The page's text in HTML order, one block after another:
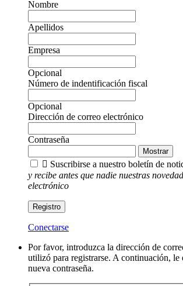
Nombre
Apellidos
Empresa
Opcional
Número de indentificación fiscal
Opcional
Dirección de correo electrónico
Contraseña
Mostrar
 Suscribirse a nuestro boletín de
y recibe antes que nadie nuestras
electrónico
Registro
Conectarse
Por favor, introduzca la dirección de
utilizó para registrarse. A continuación, le
nueva contraseña.